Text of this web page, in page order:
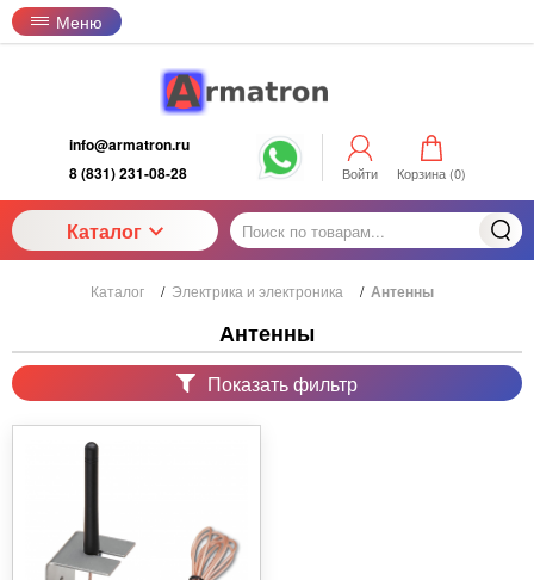
Меню
info@armatron.ru
8 (831) 231-08-28
Войти Корзина (0)
Каталог
Каталог / Электрика и электроника / Антенны
Антенны
Показать фильтр